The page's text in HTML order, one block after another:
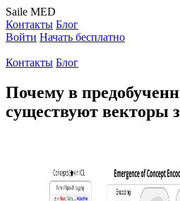
Saile MED
Контакты Блог
Войти Начать бесплатно
Контакты Блог
Почему в
существуют векторы